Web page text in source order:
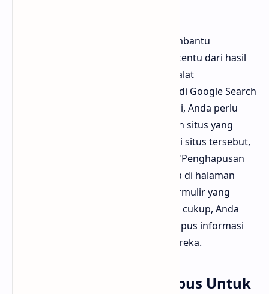
Google menyediakan alat untuk membantu
pengguna menghapus informasi tertentu dari hasil
pencariannya. Salah satunya adalah alat
"Penghapusan Konten Terverifikasi" di Google Search
Console. Untuk menggunakan alat ini, Anda perlu
memiliki atau mengklaim kepemilikan situs yang
terpengaruh. Jika Anda tidak memiliki situs tersebut,
Anda masih bisa menggunakan alat "Penghapusan
Informasi Pribadi" yang juga tersedia di halaman
bantuan Google. Dengan mengisi formulir yang
tersedia dan memberikan bukti yang cukup, Anda
dapat meminta agar Google menghapus informasi
pribadi Anda dari hasil pencarian mereka.
Ajukan Permintaan Hapus Untuk